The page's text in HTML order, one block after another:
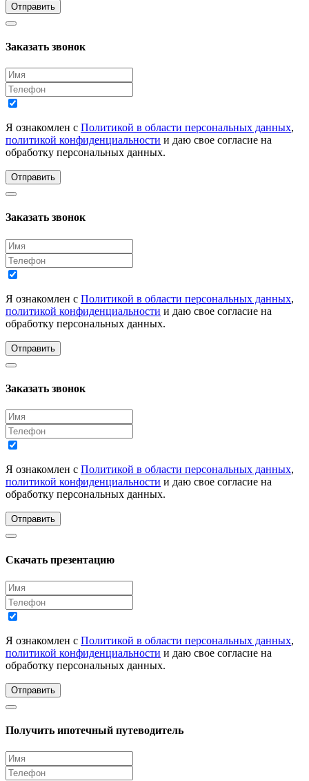
Отправить
Заказать звонок
Я ознакомлен с Политикой в области персональных данных,
политикой конфиденциальности и даю свое согласие на
обработку персональных данных.
Отправить
Заказать звонок
Я ознакомлен с Политикой в области персональных данных,
политикой конфиденциальности и даю свое согласие на
обработку персональных данных.
Отправить
Заказать звонок
Я ознакомлен с Политикой в области персональных данных,
политикой конфиденциальности и даю свое согласие на
обработку персональных данных.
Отправить
Скачать презентацию
Я ознакомлен с Политикой в области персональных данных,
политикой конфиденциальности и даю свое согласие на
обработку персональных данных.
Отправить
Получить ипотечный путеводитель